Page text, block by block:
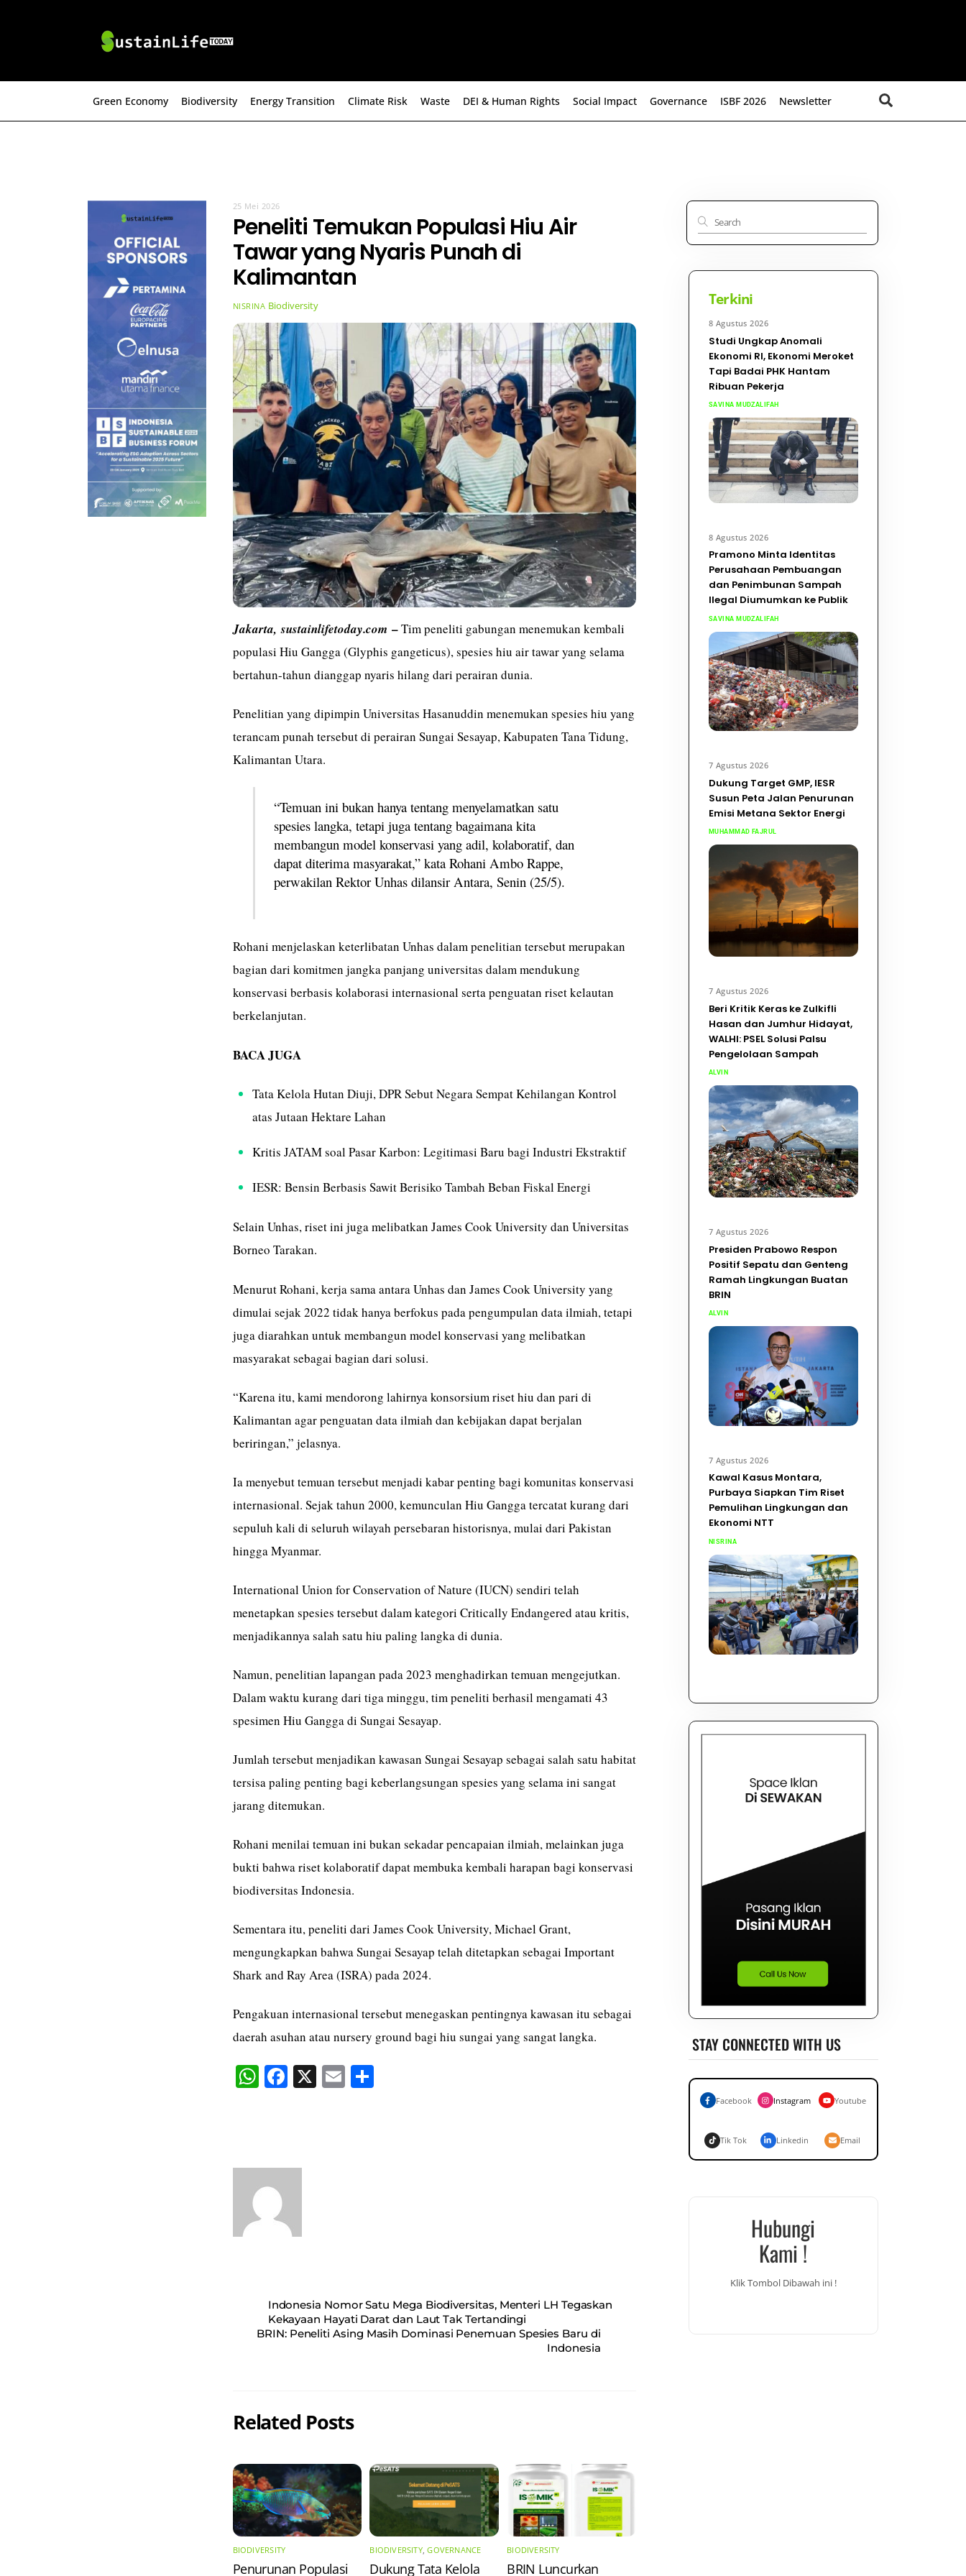
Green Economy Biodiversity Energy Transition Climate Risk Waste DEI & Human Rights Social Impact Governance ISBF 2026 Newsletter
25 Mei 2026
Peneliti Temukan Populasi Hiu Air
Tawar yang Nyaris Punah di
Kalimantan
NISRINA Biodiversity
Jakarta,sustainlifetoday.com –Tim peneliti gabungan menemukan kembali
populasi Hiu Gangga (Glyphis gangeticus), spesies hiu air tawar yang selama
bertahun-tahun dianggap nyaris hilang dari perairan dunia.
Penelitian yang dipimpin Universitas Hasanuddin menemukan spesies hiu yang
terancam punah tersebut di perairan Sungai Sesayap, Kabupaten Tana Tidung,
Kalimantan Utara.
“Temuan ini bukan hanya tentang menyelamatkan satu
spesies langka, tetapi juga tentang bagaimana kita
membangun model konservasi yang adil, kolaboratif, dan
dapat diterima masyarakat,” kata Rohani Ambo Rappe,
perwakilan Rektor Unhas dilansir Antara, Senin (25/5).
Rohani menjelaskan keterlibatan Unhas dalam penelitian tersebut merupakan
bagian dari komitmen jangka panjang universitas dalam mendukung
konservasi berbasis kolaborasi internasional serta penguatan riset kelautan
berkelanjutan.
BACA JUGA
Tata Kelola Hutan Diuji, DPR Sebut Negara Sempat Kehilangan Kontrol
atas Jutaan Hektare Lahan
Kritis JATAM soal Pasar Karbon: Legitimasi Baru bagi Industri Ekstraktif
IESR: Bensin Berbasis Sawit Berisiko Tambah Beban Fiskal Energi
Selain Unhas, riset ini juga melibatkan James Cook University dan Universitas
Borneo Tarakan.
Menurut Rohani, kerja sama antara Unhas dan James Cook University yang
dimulai sejak 2022 tidak hanya berfokus pada pengumpulan data ilmiah, tetapi
juga diarahkan untuk membangun model konservasi yang melibatkan
masyarakat sebagai bagian dari solusi.
“Karena itu, kami mendorong lahirnya konsorsium riset hiu dan pari di
Kalimantan agar penguatan data ilmiah dan kebijakan dapat berjalan
beriringan,” jelasnya.
Ia menyebut temuan tersebut menjadi kabar penting bagi komunitas konservasi
internasional. Sejak tahun 2000, kemunculan Hiu Gangga tercatat kurang dari
sepuluh kali di seluruh wilayah persebaran historisnya, mulai dari Pakistan
hingga Myanmar.
International Union for Conservation of Nature (IUCN) sendiri telah
menetapkan spesies tersebut dalam kategori Critically Endangered atau kritis,
menjadikannya salah satu hiu paling langka di dunia.
Namun, penelitian lapangan pada 2023 menghadirkan temuan mengejutkan.
Dalam waktu kurang dari tiga minggu, tim peneliti berhasil mengamati 43
spesimen Hiu Gangga di Sungai Sesayap.
Jumlah tersebut menjadikan kawasan Sungai Sesayap sebagai salah satu habitat
tersisa paling penting bagi keberlangsungan spesies yang selama ini sangat
jarang ditemukan.
Rohani menilai temuan ini bukan sekadar pencapaian ilmiah, melainkan juga
bukti bahwa riset kolaboratif dapat membuka kembali harapan bagi konservasi
biodiversitas Indonesia.
Sementara itu, peneliti dari James Cook University, Michael Grant,
mengungkapkan bahwa Sungai Sesayap telah ditetapkan sebagai Important
Shark and Ray Area (ISRA) pada 2024.
Pengakuan internasional tersebut menegaskan pentingnya kawasan itu sebagai
daerah asuhan atau nursery ground bagi hiu sungai yang sangat langka.
W
ha
pp
Fa
ce
X E
m
S
Indonesia Nomor Satu Mega Biodiversitas, Menteri LH Tegaskan
Kekayaan Hayati Darat dan Laut Tak Tertandingi
BRIN: Peneliti Asing Masih Dominasi Penemuan Spesies Baru di
Indonesia
Related Posts
BIODIVERSITY
Penurunan Populasi
BIODIVERSITY,GOVERNANCE
Dukung Tata Kelola
BIODIVERSITY
​BRIN Luncurkan
Terkini
8 Agustus 2026
Studi Ungkap Anomali
Ekonomi RI, Ekonomi Meroket
Tapi Badai PHK Hantam
Ribuan Pekerja
SAVINA MUDZALIFAH
8 Agustus 2026
Pramono Minta Identitas
Perusahaan Pembuangan
dan Penimbunan Sampah
Ilegal Diumumkan ke Publik
SAVINA MUDZALIFAH
7 Agustus 2026
Dukung Target GMP, IESR
Susun Peta Jalan Penurunan
Emisi Metana Sektor Energi
MUHAMMAD FAJRUL
7 Agustus 2026
Beri Kritik Keras ke Zulkifli
Hasan dan Jumhur Hidayat,
WALHI: PSEL Solusi Palsu
Pengelolaan Sampah
ALVIN
7 Agustus 2026
Presiden Prabowo Respon
Positif Sepatu dan Genteng
Ramah Lingkungan Buatan
BRIN
ALVIN
7 Agustus 2026
Kawal Kasus Montara,
Purbaya Siapkan Tim Riset
Pemulihan Lingkungan dan
Ekonomi NTT
NISRINA
STAY CONNECTED WITH US
Facebook Instagram Youtube
Tik Tok Linkedin Email
Hubungi
Kami !
Klik Tombol Dibawah ini !